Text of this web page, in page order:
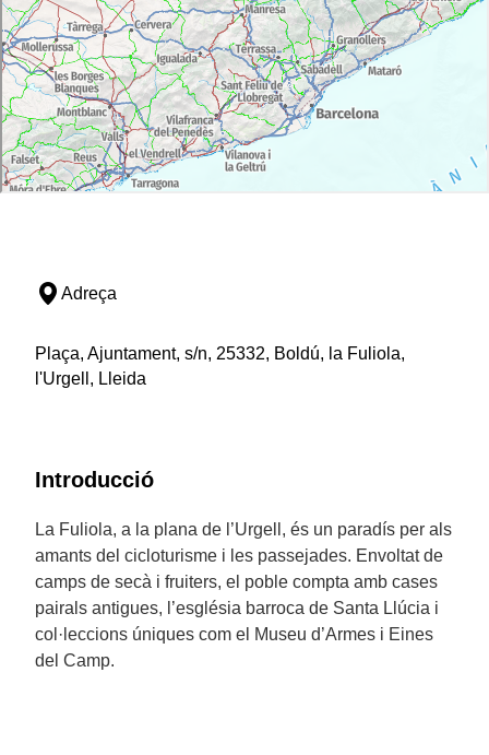
Adreça
Plaça, Ajuntament, s/n, 25332, Boldú, la Fuliola,
l'Urgell, Lleida
Introducció
La Fuliola, a la plana de l’Urgell, és un paradís per als
amants del cicloturisme i les passejades. Envoltat de
camps de secà i fruiters, el poble compta amb cases
pairals antigues, l’església barroca de Santa Llúcia i
col·leccions úniques com el Museu d’Armes i Eines
del Camp.